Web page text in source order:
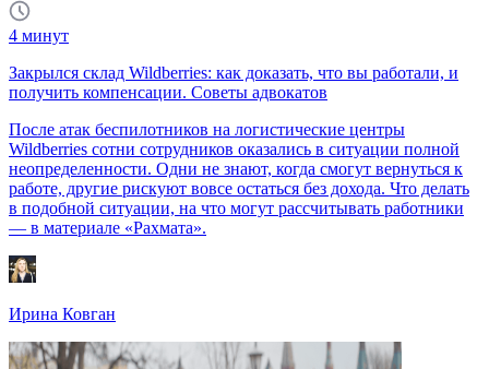
4 минут
Закрылся склад Wildberries: как доказать, что вы работали, и
получить компенсации. Советы адвокатов
После атак беспилотников на логистические центры
Wildberries сотни сотрудников оказались в ситуации полной
неопределенности. Одни не знают, когда смогут вернуться к
работе, другие рискуют вовсе остаться без дохода. Что делать
в подобной ситуации, на что могут рассчитывать работники
— в материале «Рахмата».
Ирина Ковган